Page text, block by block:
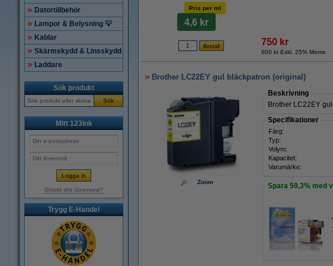
Datortillbehör
Lampor & Belysning 💡
Kablar
Skärmskydd & Linsskydd
Laddare
Sök produkt
Sök
Mitt 123ink
Glömt ditt lösenord?
Trygg E-Handel
Pris per ml
4,6 kr
750 kr
600 kr Exkl. 25% Moms
Brother LC22EY gul bläckpatron (original)
Zoom
Beskrivning
Brother LC22EY
Specifikationer
Färg:
Typ:
Volym:
Kapacitet:
Varumärke:
Spara 59,3% med